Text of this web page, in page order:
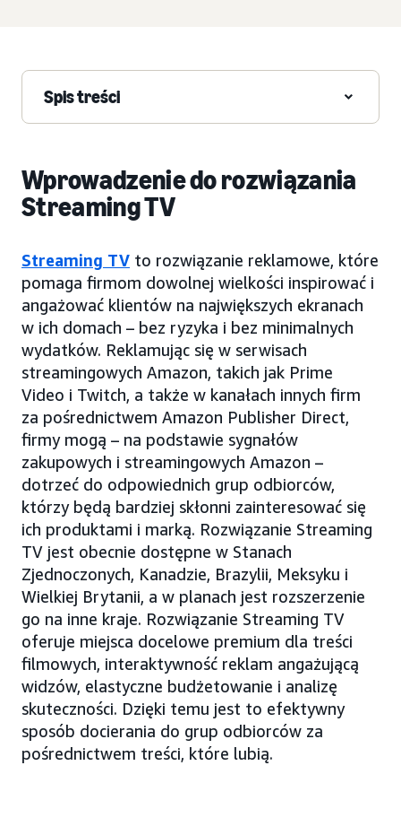
Spis treści
Wprowadzenie do rozwiązania
Streaming TV
Streaming TV to rozwiązanie reklamowe, które
pomaga firmom dowolnej wielkości inspirować i
angażować klientów na największych ekranach
w ich domach – bez ryzyka i bez minimalnych
wydatków. Reklamując się w serwisach
streamingowych Amazon, takich jak Prime
Video i Twitch, a także w kanałach innych firm
za pośrednictwem Amazon Publisher Direct,
firmy mogą – na podstawie sygnałów
zakupowych i streamingowych Amazon –
dotrzeć do odpowiednich grup odbiorców,
którzy będą bardziej skłonni zainteresować się
ich produktami i marką. Rozwiązanie Streaming
TV jest obecnie dostępne w Stanach
Zjednoczonych, Kanadzie, Brazylii, Meksyku i
Wielkiej Brytanii, a w planach jest rozszerzenie
go na inne kraje. Rozwiązanie Streaming TV
oferuje miejsca docelowe premium dla treści
filmowych, interaktywność reklam angażującą
widzów, elastyczne budżetowanie i analizę
skuteczności. Dzięki temu jest to efektywny
sposób docierania do grup odbiorców za
pośrednictwem treści, które lubią.